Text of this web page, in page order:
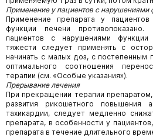
Применение у пациентов с нарушениями
Применение препарата у
функции печени
пациентов с нарушениями
тяжести следует применять с
начинать с малых доз, с
оптимального соотношения
терапии (см. «Особые указания»).
Прерывание лечения
При прекращении терапии
развития рикошетного повышения
тахикардии, следует медленно
препарата, в особенности у
препарата в течение длительного